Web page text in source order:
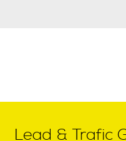
Lead & Trafic